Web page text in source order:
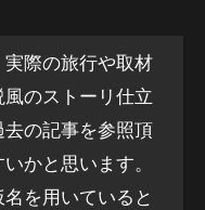
際の旅行や取材
のストーリ仕立
の記事を参照頂
かと思います。
を用いていると